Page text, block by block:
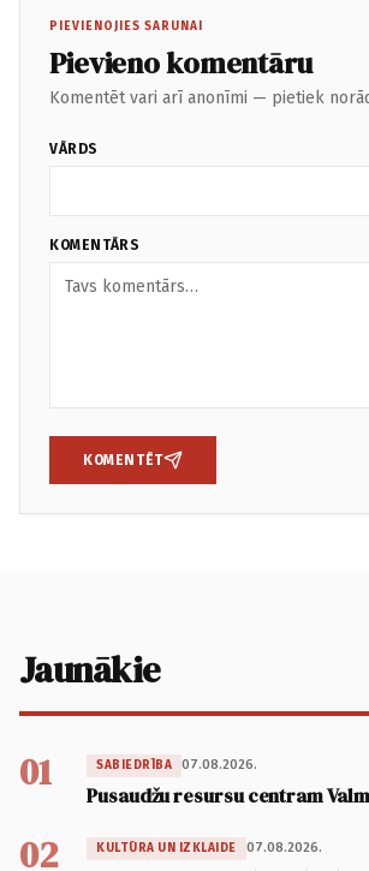
PIEVIENOJIES SARUNAI
Pievieno komentāru
Komentēt vari arī anonīmi — pietiek
VĀRDS
KOMENTĀRS
KOMENTĒT
Jaunākie
01 SABIEDRĪBA 07.08.2026.
Pusaudžu resursu centram
02 KULTŪRA UN IZKLAIDE 07.08.2026.